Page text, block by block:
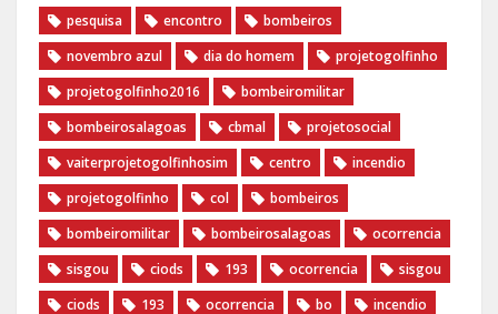
pesquisa
encontro
bombeiros
novembro azul
dia do homem
‪projetogolfinho‬
‎projetogolfinho2016
‎bombeiromilitar‬
‎bombeirosalagoas‬
‎cbmal‬
‎projetosocial‬‪
vaiterprojetogolfinhosim‬
centro
incendio
projetogolfinho
col
bombeiros
bombeiromilitar
bombeirosalagoas
ocorrencia
sisgou
ciods 193 ocorrencia
sisgou
ciods
193 ocorrencia bo incendio